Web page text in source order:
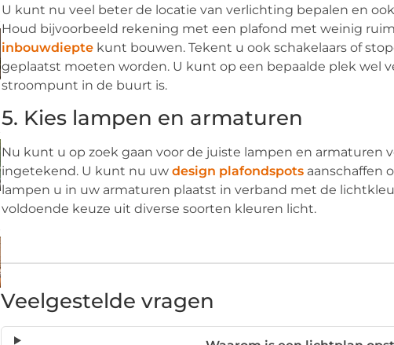
U kunt nu veel beter de locatie van verlichting bepalen en
Houd bijvoorbeeld rekening met een plafond met weinig
inbouwdiepte kunt bouwen. Tekent u ook schakelaars of
geplaatst moeten worden. U kunt op een bepaalde plek wel
stroompunt in de buurt is.
5. Kies lampen en armaturen
Nu kunt u op zoek gaan voor de juiste lampen en armaturen
ingetekend. U kunt nu uw design plafondspots aanschaffen
lampen u in uw armaturen plaatst in verband met de
voldoende keuze uit diverse soorten kleuren licht.
Veelgestelde vragen